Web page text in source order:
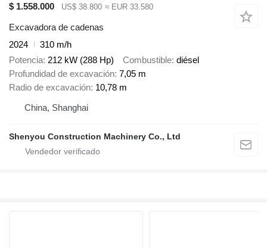
$ 1.558.000 US$ 38.800 ≈ EUR 33.580
Excavadora de cadenas
2024
310 m/h
Potencia 212 kW (288 Hp) Combustible diésel
Profundidad de excavación 7,05 m
Radio de excavación 10,78 m
China, Shanghai
Shenyou Construction Machinery Co., Ltd